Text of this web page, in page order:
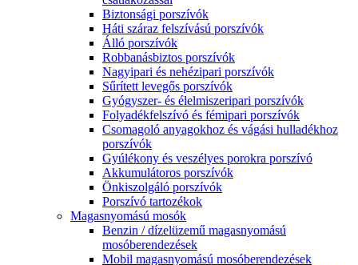
Biztonsági porszívók
Háti száraz felszívású porszívók
Álló porszívók
Robbanásbiztos porszívók
Nagyipari és nehézipari porszívók
Sűrített levegős porszívók
Gyógyszer- és élelmiszeripari porszívók
Folyadékfelszívó és fémipari porszívók
Csomagoló anyagokhoz és vágási hulladékhoz
porszívók
Gyúlékony és veszélyes porokra porszívó
Akkumulátoros porszívók
Önkiszolgáló porszívók
Porszívó tartozékok
Magasnyomású mosók
Benzin / dízelüzemű magasnyomású
mosóberendezések
Mobil magasnyomású mosóberendezések